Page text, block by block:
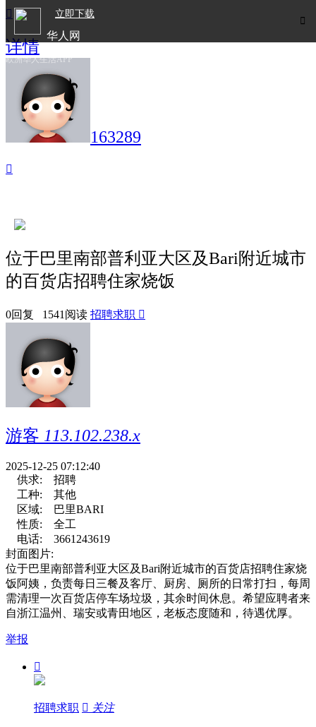

立即下载
华人网
欧洲华人生活APP

详情
163289

位于巴里南部普利亚大区及Bari附近城市
的百货店招聘住家烧饭
0回复 1541阅读 招聘求职 
游客 113.102.238.x
2025-12-25 07:12:40
供求:
招聘
工种:
其他
区域:
巴里BARI
性质:
全工
电话:
3661243619
封面图片:
位于巴里南部普利亚大区及Bari附近城市的百货店招聘住家烧
饭阿姨，负责每日三餐及客厅、厨房、厕所的日常打扫，每周
需清理一次百货店停车场垃圾，其余时间休息。希望应聘者来
自浙江温州、瑞安或青田地区，老板态度随和，待遇优厚。
举报

招聘求职  关注